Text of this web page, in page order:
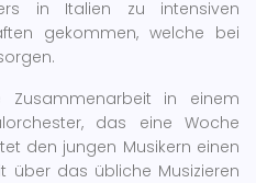
in Italien zu intensiven
gekommen, welche bei
Zusammenarbeit in einem
das eine Woche
den jungen Musikern einen
über das übliche Musizieren